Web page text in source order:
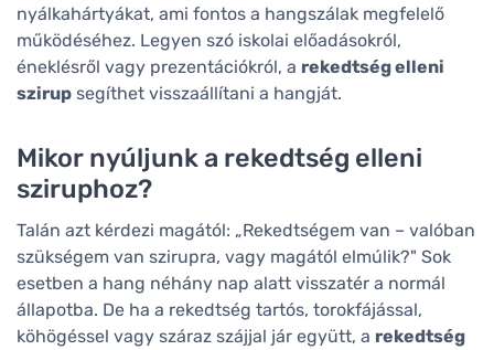
nyálkahártyákat, ami fontos a hangszálak megfelelő
működéséhez. Legyen szó iskolai előadásokról,
éneklésről vagy prezentációkról, a rekedtség elleni
szirup segíthet visszaállítani a hangját.
Mikor nyúljunk a rekedtség elleni
sziruphoz?
Talán azt kérdezi magától: „Rekedtségem van – valóban
szükségem van szirupra, vagy magától elmúlik?" Sok
esetben a hang néhány nap alatt visszatér a normál
állapotba. De ha a rekedtség tartós, torokfájással,
köhögéssel vagy száraz szájjal jár együtt, a rekedtség